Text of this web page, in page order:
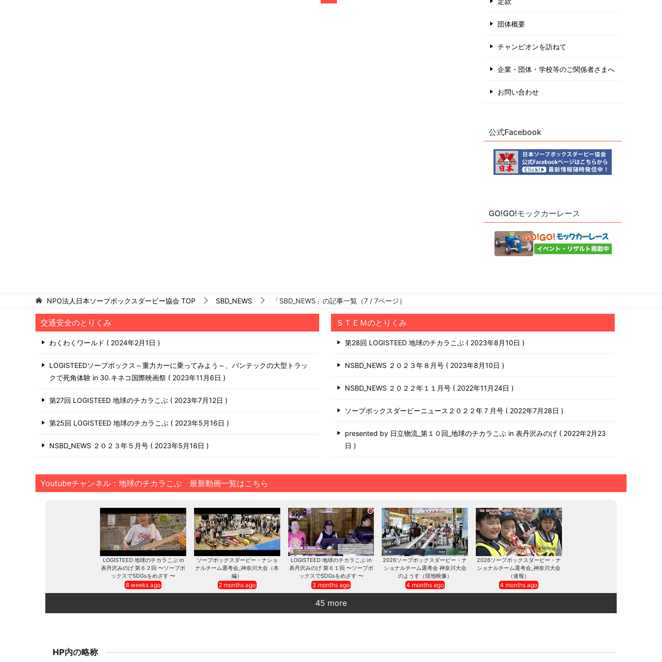
団体概要
チャンピオンを訪ねて
企業・団体・学校等のご関係者さまへ
お問い合わせ
公式Facebook
GO!GO!モックカーレース
NPO法人日本ソープボックスダービー協会 TOP SBD_NEWS 「SBD_NEWS」の記事一覧（7 / 7ページ）
交通安全のとりくみ
わくわくワールド 2024年2月1日
LOGISTEEDソープボックス～重力カーに乗ってみよう～、バンテックの大型トラッ
クで死角体験 in 30.キネコ国際映画祭
2023年11月6日
第27回 LOGISTEED 地球のチカラこぶ 2023年7月12日
第25回 LOGISTEED 地球のチカラこぶ 2023年5月16日
NSBD_NEWS ２０２３年５月号 2023年5月16日
ＳＴＥＭのとりくみ
第28回 LOGISTEED 地球のチカラこぶ 2023年8月10日
NSBD_NEWS ２０２３年８月号 2023年8月10日
NSBD_NEWS ２０２２年１１月号 2022年11月24日
ソープボックスダービーニュース２０２２年７月号 2022年7月28日
presented by 日立物流_第１０回_地球のチカラこぶ in 表丹沢みのげ
2022年2月23
日
Youtubeチャンネル：地球のチカラこぶ 最新動画一覧はこちら
LOGISTEED 地球のチカラこぶ in
表丹沢みのげ 第６２回 〜ソープボ
ックスでSDGsをめざす 〜
8 weeks ago
ソープボックスダービー・ナショ
ナルチーム選考会_神奈川大会（本
編）
2 months ago
LOGISTEED 地球のチカラこぶ in
表丹沢みのげ 第６１回 〜ソープボ
ックスでSDGsをめざす 〜
3 months ago
2026ソープボックスダービー・ナ
ショナルチーム選考会 神奈川大会
のようす（現地映像）
4 months ago
2026ソープボックスダービー・ナ
ショナルチーム選考会_神奈川大会
（速報）
4 months ago
45 more
HP内の略称